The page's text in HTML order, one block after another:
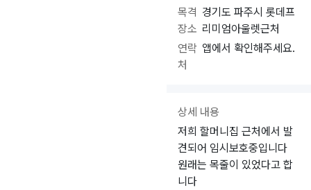
목격
장소
경기도 파주시 롯데프
리미엄아울렛근처
연락
처
앱에서 확인해주세요.
상세 내용
저희 할머니집 근처에서 발
견되어 임시보호중입니다
원래는 목줄이 있었다고 합
니다